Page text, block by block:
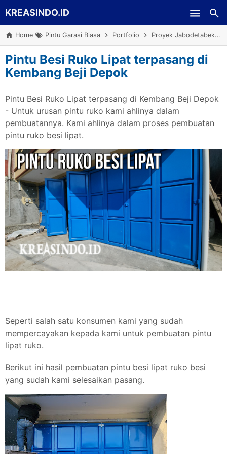
KREASINDO.ID
Home Pintu Garasi Biasa Portfolio Proyek Jabodetabek
Pintu Besi Ruko Lipat terpasang di
Kembang Beji Depok
Pintu Besi Ruko Lipat terpasang di Kembang Beji Depok
- Untuk urusan pintu ruko kami ahlinya dalam
pembuatannya. Kami ahlinya dalam proses pembuatan
pintu ruko besi lipat.
Seperti salah satu konsumen kami yang sudah
mempercayakan kepada kami untuk pembuatan pintu
lipat ruko.
Berikut ini hasil pembuatan pintu besi lipat ruko besi
yang sudah kami selesaikan pasang.